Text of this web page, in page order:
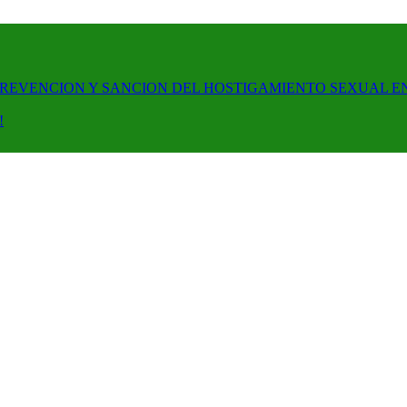
Y SANCION DEL HOSTIGAMIENTO SEXUAL